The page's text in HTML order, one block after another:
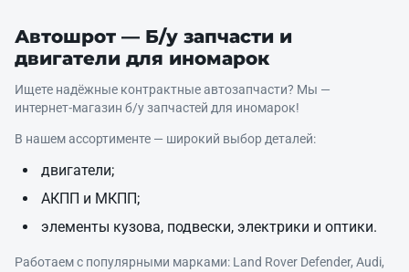
Автошрот — Б/у запчасти и
двигатели для иномарок
Ищете надёжные контрактные автозапчасти? Мы —
интернет‑магазин б/у запчастей для иномарок!
В нашем ассортименте — широкий выбор деталей:
двигатели;
АКПП и МКПП;
элементы кузова, подвески, электрики и оптики.
Работаем с популярными марками: Land Rover Defender, Audi,